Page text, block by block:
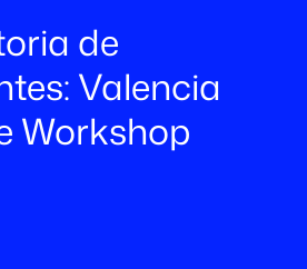
de
Valencia
Workshop